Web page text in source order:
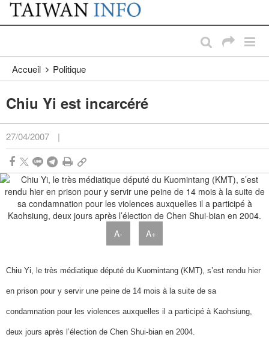
Passer au contenu principal
:::
Accueil Politique
Chiu Yi est incarcéré
27/04/2007 |
A- A+
Chiu Yi, le très médiatique député du Kuomintang (KMT), s’est rendu hier
en prison pour y servir une peine de 14 mois à la suite de sa
condamnation pour les violences auxquelles il a participé à Kaohsiung,
deux jours après l’élection de Chen Shui-bian en 2004.